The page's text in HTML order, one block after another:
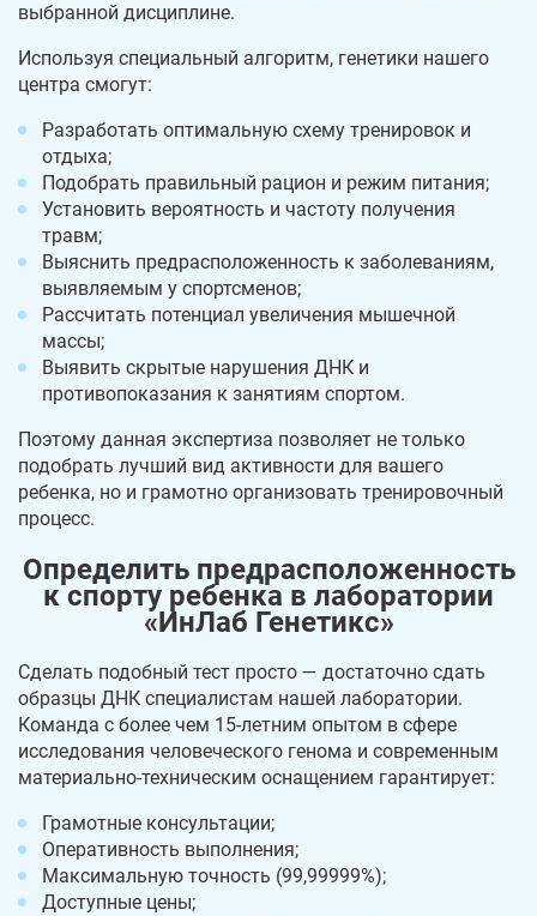
выбранной дисциплине.
Используя специальный алгоритм, генетики нашего
центра смогут:
Разработать оптимальную схему тренировок и
отдыха;
Подобрать правильный рацион и режим питания;
Установить вероятность и частоту получения
травм;
Выяснить предрасположенность к заболеваниям,
выявляемым у спортсменов;
Рассчитать потенциал увеличения мышечной
массы;
Выявить скрытые нарушения ДНК и
противопоказания к занятиям спортом.
Поэтому данная экспертиза позволяет не только
подобрать лучший вид активности для вашего
ребенка, но и грамотно организовать тренировочный
процесс.
Определить предрасположенность
к спорту ребенка в лаборатории
«ИнЛаб Генетикс»
Сделать подобный тест просто — достаточно сдать
образцы ДНК специалистам нашей лаборатории.
Команда с более чем 15-летним опытом в сфере
исследования человеческого генома и современным
материально-техническим оснащением гарантирует:
Грамотные консультации;
Оперативность выполнения;
Максимальную точность (99,99999%);
Доступные цены;